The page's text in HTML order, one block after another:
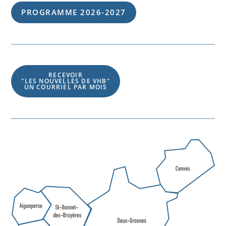
PROGRAMME 2026-2027
RECEVOIR
"LES NOUVELLES DE VHB"
UN COURRIEL PAR MOIS